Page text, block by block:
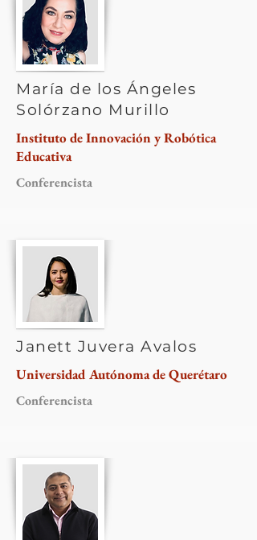
María de los Ángeles
Solórzano Murillo
Instituto de Innovación y Robótica
Educativa
Conferencista
Janett Juvera Avalos
Universidad Autónoma de Querétaro
Conferencista